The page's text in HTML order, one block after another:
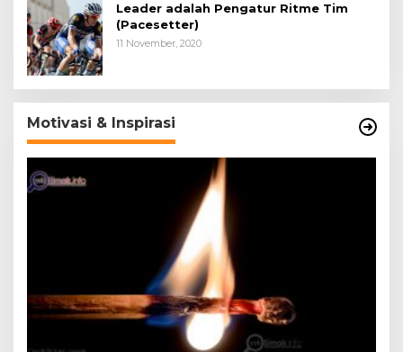
Leader adalah Pengatur Ritme Tim
(Pacesetter)
11 November, 2020
Motivasi & Inspirasi